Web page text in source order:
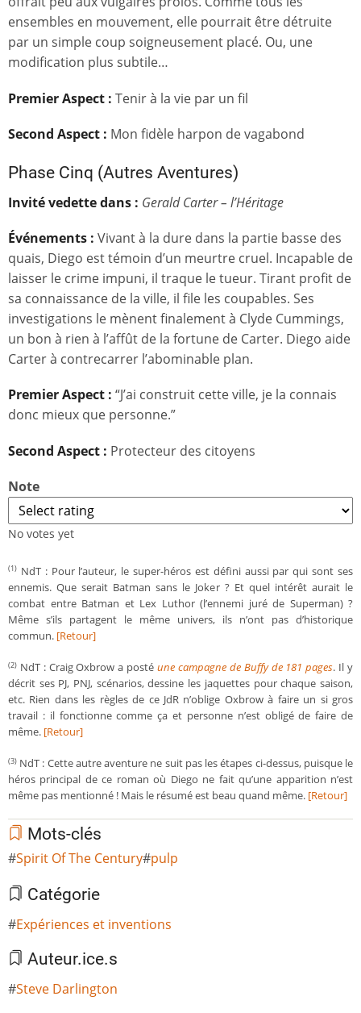
ensembles en mouvement, elle pourrait être détruite
par un simple coup soigneusement placé. Ou, une
modification plus subtile…
Premier Aspect : Tenir à la vie par un fil
Second Aspect : Mon fidèle harpon de vagabond
Phase Cinq (Autres Aventures)
Invité vedette dans : Gerald Carter – l’Héritage
Événements : Vivant à la dure dans la partie basse des
quais, Diego est témoin d’un meurtre cruel. Incapable de
laisser le crime impuni, il traque le tueur. Tirant profit de
sa connaissance de la ville, il file les coupables. Ses
investigations le mènent finalement à Clyde Cummings,
un bon à rien à l’affût de la fortune de Carter. Diego aide
Carter à contrecarrer l’abominable plan.
Premier Aspect : “J’ai construit cette ville, je la connais
donc mieux que personne.”
Second Aspect : Protecteur des citoyens
Note
No votes yet
(1) NdT : Pour l’auteur, le super-héros est défini aussi par qui sont ses
ennemis. Que serait Batman sans le Joker ? Et quel intérêt aurait le
combat entre Batman et Lex Luthor (l’ennemi juré de Superman) ?
Même s’ils partagent le même univers, ils n’ont pas d’historique
commun. [Retour]
(2) NdT : Craig Oxbrow a postéune campagne de Buffy de 181 pages. Il y
décrit ses PJ, PNJ, scénarios, dessine les jaquettes pour chaque saison,
etc. Rien dans les règles de ce JdR n’oblige Oxbrow à faire un si gros
travail : il fonctionne comme ça et personne n’est obligé de faire de
même. [Retour]
(3) NdT : Cette autre aventure ne suit pas les étapes ci-dessus, puisque le
héros principal de ce roman où Diego ne fait qu’une apparition n’est
même pas mentionné ! Mais le résumé est beau quand même. [Retour]
Mots-clés
Spirit Of The Century pulp
Catégorie
Expériences et inventions
Auteur.ice.s
Steve Darlington